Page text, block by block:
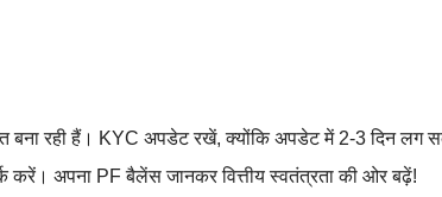
बना रही हैं। KYC अपडेट रखें, क्योंकि अपडेट में 2-3 दिन लग
करें। अपना PF बैलेंस जानकर वित्तीय स्वतंत्रता की ओर बढ़ें!